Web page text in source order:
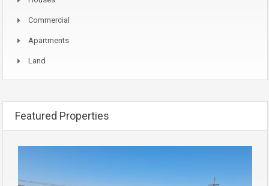
Commercial
Apartments
Land
Featured Properties